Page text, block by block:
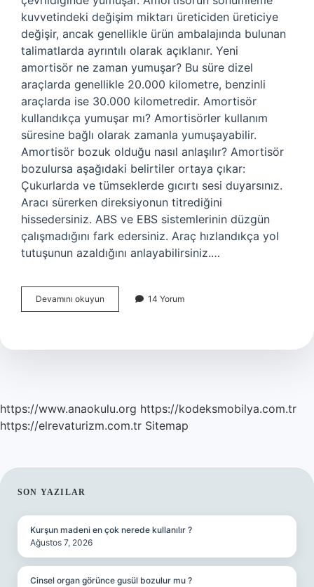
kuvvetindeki değişim miktarı üreticiden üreticiye
değişir, ancak genellikle ürün ambalajında ​​bulunan
talimatlarda ayrıntılı olarak açıklanır. Yeni
amortisör ne zaman yumuşar? Bu süre dizel
araçlarda genellikle 20.000 kilometre, benzinli
araçlarda ise 30.000 kilometredir. Amortisör
kullandıkça yumuşar mı? Amortisörler kullanım
süresine bağlı olarak zamanla yumuşayabilir.
Amortisör bozuk olduğu nasıl anlaşılır? Amortisör
bozulursa aşağıdaki belirtiler ortaya çıkar:
Çukurlarda ve tümseklerde gıcırtı sesi duyarsınız.
Aracı sürerken direksiyonun titrediğini
hissedersiniz. ABS ve EBS sistemlerinin düzgün
çalışmadığını fark edersiniz. Araç hızlandıkça yol
tutuşunun azaldığını anlayabilirsiniz.…
Devamını okuyun Amortisör
Zamanla
14 Yorum
https://www.anaokulu.org https://kodeksmobilya.com.tr
https://elrevaturizm.com.tr Sitemap
SIDEBAR
SON YAZILAR
Kurşun madeni en çok nerede kullanılır ?
Ağustos 7, 2026
Cinsel organ görünce gusül bozulur mu ?